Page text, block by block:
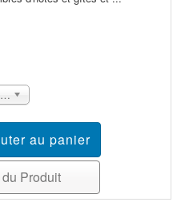
France métropolitaine et DOM Sans surcoût
Produit